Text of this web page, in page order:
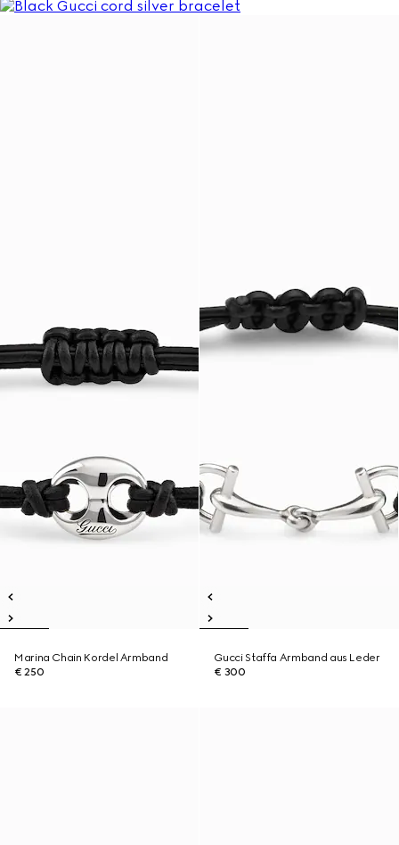
Marina Chain Kordel Armband
€ 250
Gucci Staffa Armband aus Leder
€ 300